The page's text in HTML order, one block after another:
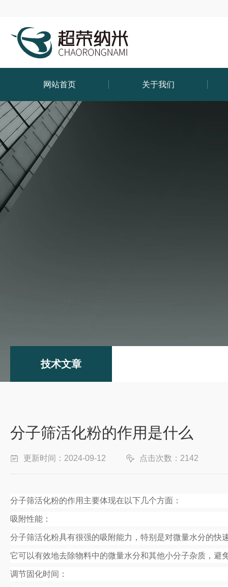
网站首页 关于我们
技术文章
分子筛活化粉的作用是什么
更新时间：2024-09-12 点击次数：2142
分子筛活化粉的作用主要体现在以下几个方面：
吸附性能：
分子筛活化粉具有很强的吸附能力，特别是对微量水分的
它可以有效地去除物料中的微量水分和其他小分子杂质，
调节固化时间：